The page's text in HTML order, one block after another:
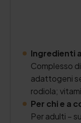
Ingredienti
Complesso
adattogeni
rodiola;
Per chi e a
Per adulti –